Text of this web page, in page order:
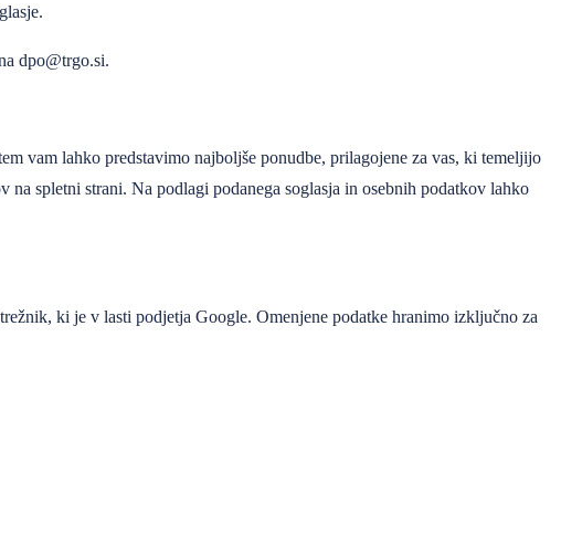
dpo@trgo.si.
vam lahko predstavimo najboljše ponudbe, prilagojene za vas, ki temeljijo
spletni strani. Na podlagi podanega soglasja in osebnih podatkov lahko
ki je v lasti podjetja Google. Omenjene podatke hranimo izključno za